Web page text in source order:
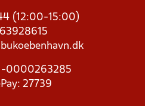
(12:00-15:00)
0000263285
27739